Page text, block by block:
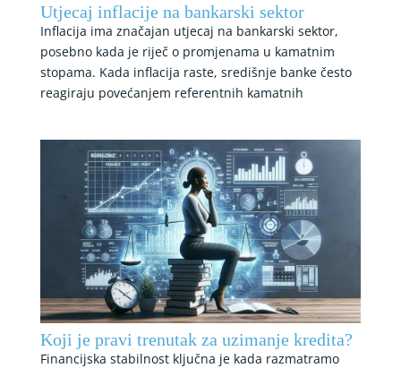
Utjecaj inflacije na bankarski sektor
Inflacija ima značajan utjecaj na bankarski sektor,
posebno kada je riječ o promjenama u kamatnim
stopama. Kada inflacija raste, središnje banke često
reagiraju povećanjem referentnih kamatnih
Koji je pravi trenutak za uzimanje kredita?
Financijska stabilnost ključna je kada razmatramo